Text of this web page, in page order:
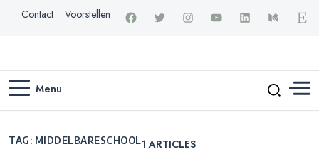
Contact Voorstellen
Menu
TAG: MIDDELBARESCHOOL1 ARTICLES